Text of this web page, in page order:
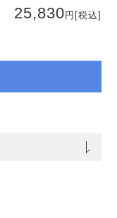
25,830 円 [税込]